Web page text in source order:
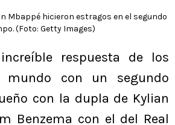
Mbappé hicieron estragos en el segundo
(Foto: Getty Images)
respuesta de los
mundo con un segundo
con la dupla de Kylian
Benzema con el del Real